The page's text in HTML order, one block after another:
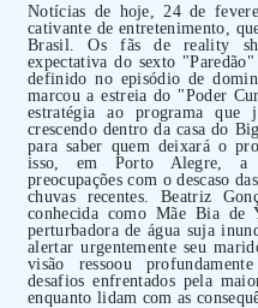
Notícias de hoje, 24 de
cativante de entretenimento,
Brasil. Os fãs de reality
expectativa do sexto
definido no episódio de
marcou a estreia do "Poder
estratégia ao programa
crescendo dentro da casa do
para saber quem deixará o
isso, em Porto Alegre, a
preocupações com o descaso
chuvas recentes. Beatriz
conhecida como Mãe Bia de
perturbadora de água suja
alertar urgentemente seu
visão ressoou
desafios enfrentados pela
enquanto lidam com as